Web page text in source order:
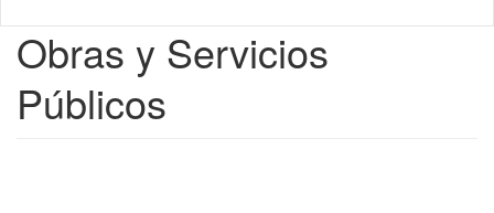
Contenido
principal
Obras y Servicios
Públicos